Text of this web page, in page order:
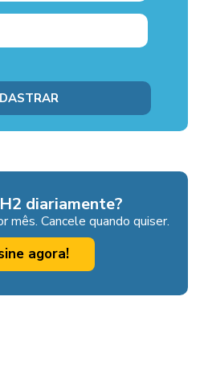
diariamente?
mês. Cancele quando quiser.
agora!